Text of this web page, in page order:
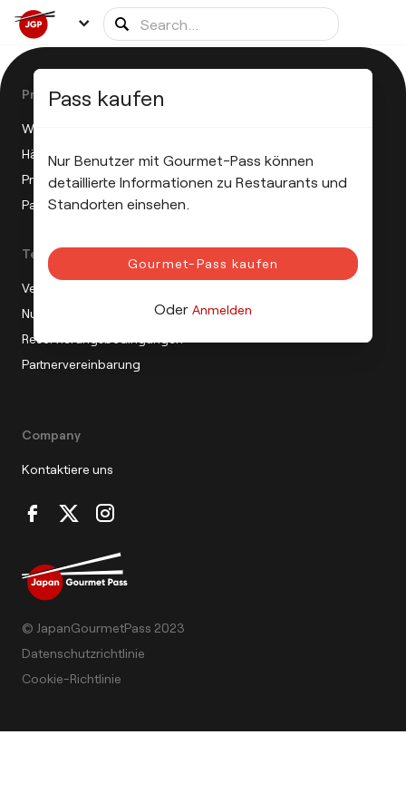
Pass kaufen
Nur Benutzer mit Gourmet-Pass können
detaillierte Informationen zu Restaurants und
Standorten einsehen.
Gourmet-Pass kaufen
Oder Anmelden
Product
Wie funktioniert die JGP?
Häufig gestellte Fragen
Pressemitteilung
Partnerprogramm
Terms
Verkaufsbedingungen
Nutzungsbedingungen
Reservierungsbedingungen
Partnervereinbarung
Company
Kontaktiere uns
© JapanGourmetPass 2023
Datenschutzrichtlinie
Cookie-Richtlinie